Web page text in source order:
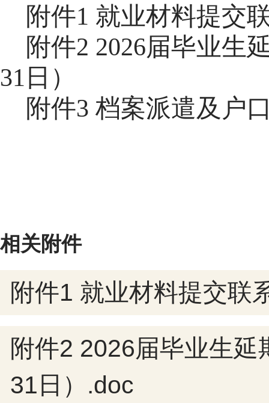
附件1 就业材料提交
附件2 2026届毕业生
31日）
附件3 档案派遣及户
相关附件
附件1 就业材料提交联
附件2 2026届毕业生
31日）.doc